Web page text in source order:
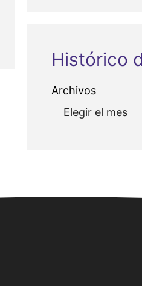
Histórico
Archivos